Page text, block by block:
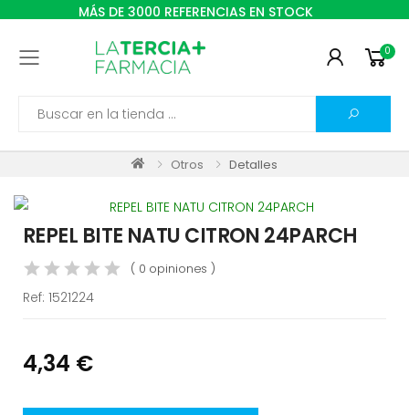
MÁS DE 3000 REFERENCIAS EN STOCK
Toggle mobile menu 0
Search
Otros Detalles
REPEL BITE NATU CITRON 24PARCH
( 0 opiniones )
Ref: 1521224
4,34 €